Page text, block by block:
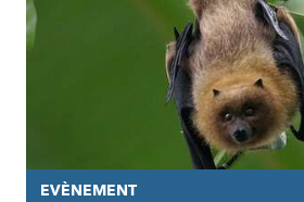
EVÈNEMENT